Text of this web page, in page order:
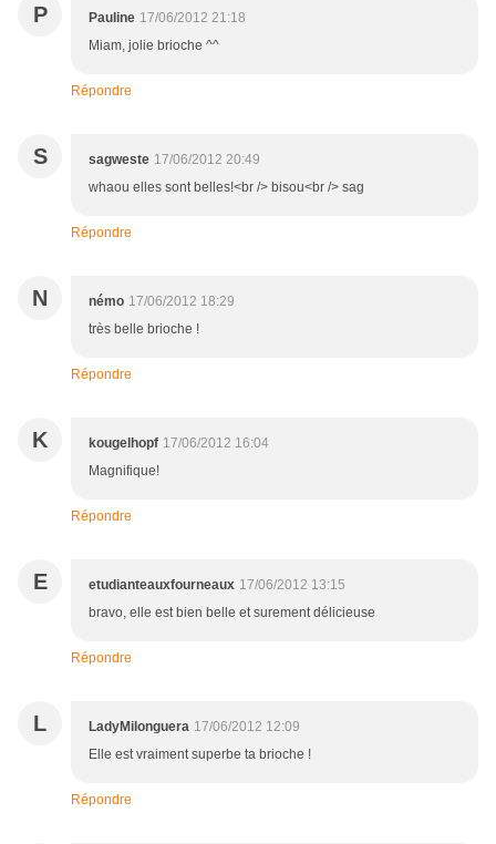
P Pauline 17/06/2012 21:18
Miam, jolie brioche ^^
Répondre
S sagweste 17/06/2012 20:49
whaou elles sont belles!<br /> bisou<br /> sag
Répondre
N némo 17/06/2012 18:29
très belle brioche !
Répondre
K kougelhopf 17/06/2012 16:04
Magnifique!
Répondre
E etudianteauxfourneaux 17/06/2012 13:15
bravo, elle est bien belle et surement délicieuse
Répondre
L LadyMilonguera 17/06/2012 12:09
Elle est vraiment superbe ta brioche !
Répondre